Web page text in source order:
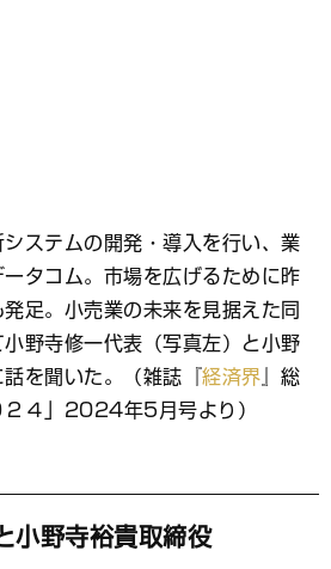
ステムの開発・導入を行い、業
タコム。市場を広げるために昨
足。小売業の未来を見据えた同
野寺修一代表（写真左）と小野
を聞いた。（雑誌『 経済界 』総
２４」2024年5月号より）
小野寺裕貴取締役